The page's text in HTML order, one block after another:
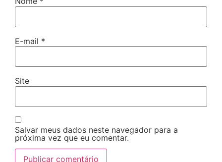
E-mail *
Site
Salvar meus dados neste navegador para a
próxima vez que eu comentar.